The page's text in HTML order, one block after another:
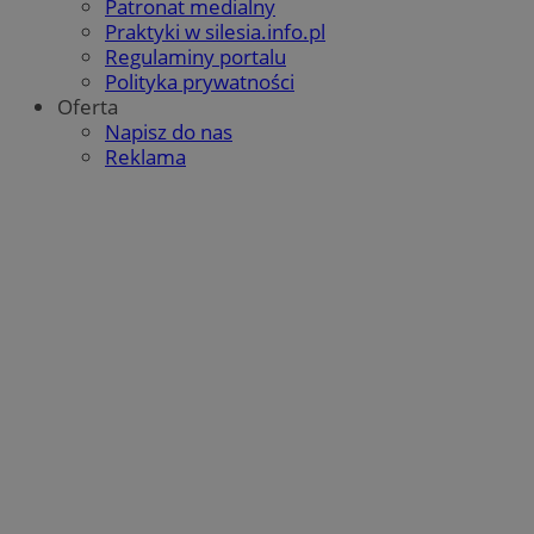
Patronat medialny
Praktyki w silesia.info.pl
Regulaminy portalu
Polityka prywatności
Oferta
Napisz do nas
Reklama
QeSessID orzesze.com.pl